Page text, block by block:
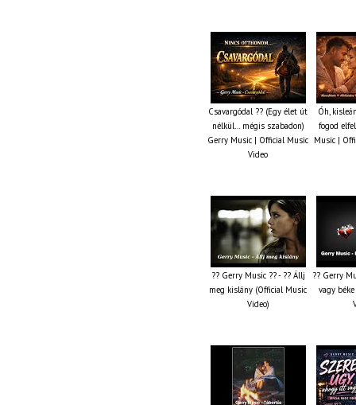
Csavargódal ?? (Egy élet út
nélkül… mégis szabadon)
Gerry Music | Official Music
Video
Óh,
fogod
Music |
?? Gerry Music ?? - ?? Állj
meg kislány (Official Music
Video)
?? Gerry
vagy